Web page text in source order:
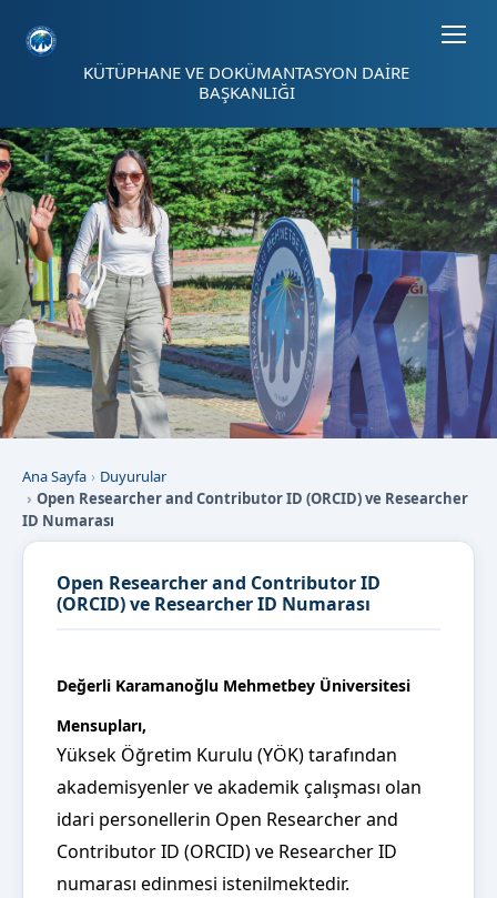
KÜTÜPHANE VE DOKÜMANTASYON DAİRE
BAŞKANLIĞI
Ana Sayfa
Duyurular
Open Researcher and Contributor ID (ORCID) ve Researcher
ID Numarası
Open Researcher and Contributor ID
(ORCID) ve Researcher ID Numarası
Değerli Karamanoğlu Mehmetbey Üniversitesi
Mensupları,
Yüksek Öğretim Kurulu (YÖK) tarafından
akademisyenler ve akademik çalışması olan
idari personellerin Open Researcher and
Contributor ID (ORCID) ve Researcher ID
numarası edinmesi istenilmektedir.